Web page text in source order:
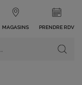
MAGASINS PRENDRE RDV